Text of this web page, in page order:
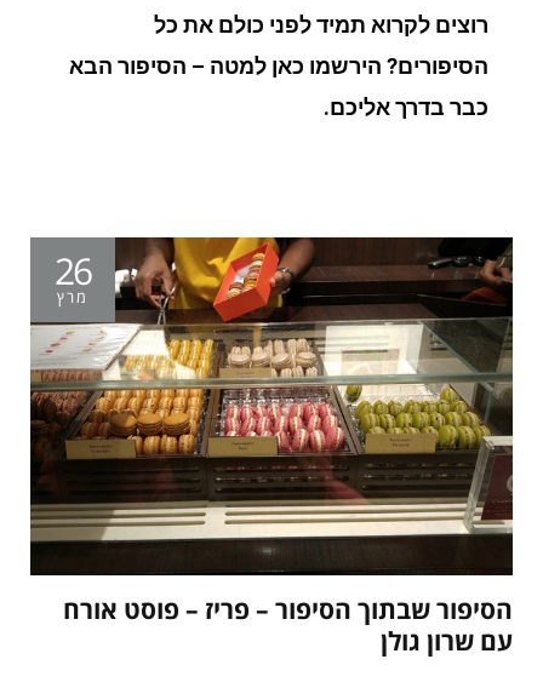
רוצים לקרוא תמיד לפני כולם את כל
הסיפורים? הירשמו כאן למטה – הסיפור הבא
כבר בדרך אליכם.
26
מרץ
הסיפור שבתוך הסיפור – פריז – פוסט אורח
עם שרון גולן